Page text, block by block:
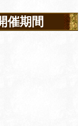
催期間